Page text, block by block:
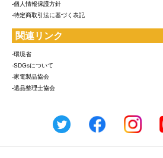
-個人情報保護方針
-特定商取引法に基づく表記
関連リンク
-環境省
-SDGsについて
-家電製品協会
-遺品整理士協会